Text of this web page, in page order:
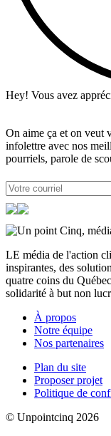
Hey! Vous avez
On aime ça et on veut
infolettre avec nos
pourriels, parole de
LE média de l'action
inspirantes, des
quatre coins du
solidarité à but non
À propos
Notre équipe
Nos partenaires
Plan du site
Proposer projet
Politique de
© Unpointcinq 2026